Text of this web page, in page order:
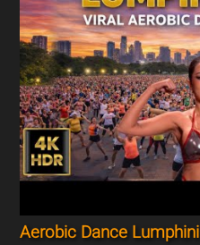
Aerobic Dance Lumphini